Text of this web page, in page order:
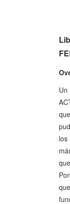
Un
los